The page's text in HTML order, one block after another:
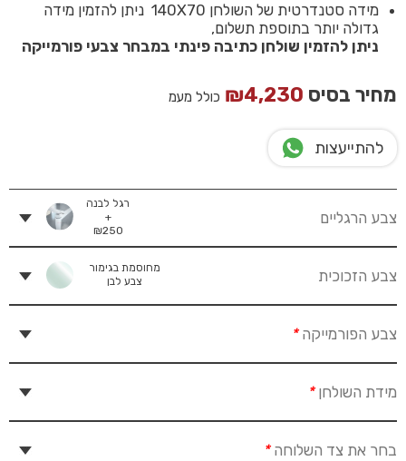
מידה סטנדרטית של השולחן 140X70 ניתן להזמין מידה
גדולה יותר בתוספת תשלום,
ניתן להזמין שולחן כתיבה פינתי במבחר צבעי פורמייקה
מחיר בסיס ₪4,230 כולל מעמ
להתייעצות
צבע הרגליים
רגל לבנה
+
₪250
צבע הזכוכית
מחוסמת בגימור
צבע לבן
צבע הפורמייקה*
מידת השולחן*
בחר את צד השלוחה*